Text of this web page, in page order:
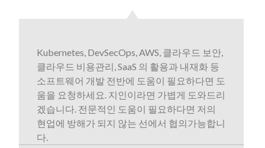
Kubernetes, DevSecOps, AWS, 클라우드 보안,
클라우드 비용관리, SaaS 의 활용과 내재화 등
소프트웨어 개발 전반에 도움이 필요하다면 도
움을 요청하세요. 지인이라면 가볍게 도와드리
겠습니다. 전문적인 도움이 필요하다면 저의
현업에 방해가 되지 않는 선에서 협의가능합니
다.